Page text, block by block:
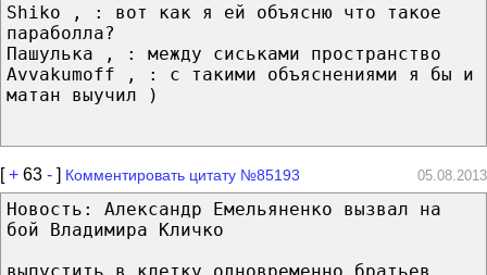
Shiko , : вот как я ей объясню что такое
параболла?
Пашулька , : между сиськами пространство
Avvakumoff , : с такими объяснениями я бы и
матан выучил )
[+ 63 - ] Комментировать цитату №85193 05.08.2013
Новость: Александр Емельяненко вызвал на
бой Владимира Кличко
выпустить в клетку одновременно братьев